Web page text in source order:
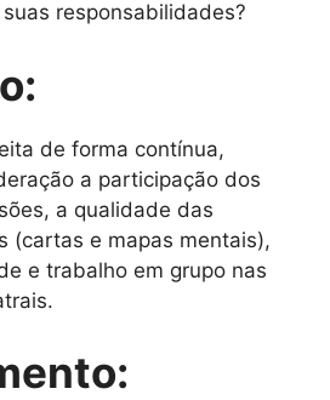
responsabilidades?
de forma contínua,
a participação dos
a qualidade das
(cartas e mapas mentais),
e trabalho em grupo nas